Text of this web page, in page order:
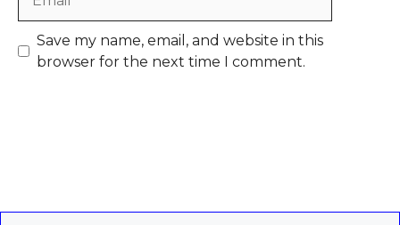
Save my name, email, and website in this
browser for the next time I comment.